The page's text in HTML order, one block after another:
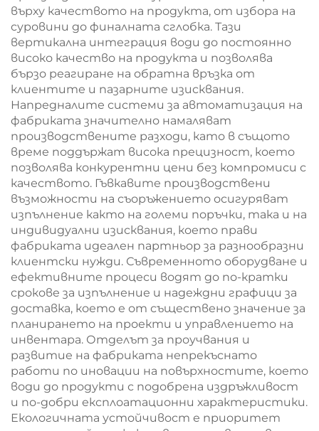
върху качеството на продукта, от избора на
суровини до финалната сглобка. Тази
вертикална интеграция води до постоянно
високо качество на продукта и позволява
бързо реагиране на обратна връзка от
клиентите и пазарните изисквания.
Напредналите системи за автоматизация на
фабриката значително намаляват
производствените разходи, като в същото
време поддържат висока прецизност, което
позволява конкурентни цени без компромиси с
качеството. Гъвкавите производствени
възможности на съоръжението осигуряват
изпълнение както на големи поръчки, така и на
индивидуални изисквания, което прави
фабриката идеален партньор за разнообразни
клиентски нужди. Съвременното оборудване и
ефективните процеси водят до по-кратки
срокове за изпълнение и надеждни графици за
доставка, което е от съществено значение за
планирането на проекти и управлението на
инвентара. Отделът за проучвания и
развитие на фабриката непрекъснато
работи по иновации на повърхностите, което
води до продукти с подобрена издръжливост
и по-добри експлоатационни характеристики.
Екологичната устойчивост е приоритет